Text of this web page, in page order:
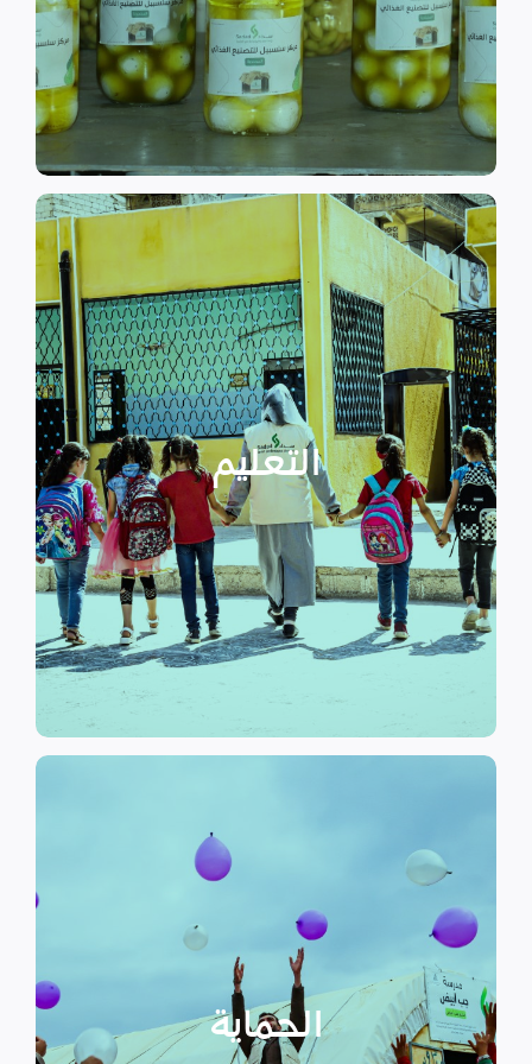
الى الاهتمام بالمشاريع التنموية.
اقرأ المزيد
التعليم
التعليم
نهدف إلى توفير مناهج التعليم غير
الرسمي وبرامج التوعية التي
تستهدف الناشئين والأطفال مما
يساهم في تعزيز السلام و دعم
الأطفال المنقطعين عن العملية
التعليمية أو المتأخرين عن المراحل
الدراسية بسبب الصراع القائم.
اقرأ المزيد
الحماية
الحماية
الأسر المهمشة والتي ترأسها إناث
عبر تعزيز المساعدة الإنسانية التي
تراعي الأمور الخاصة بالنوع
الاجتماعي “الجنساني” مع التركيز